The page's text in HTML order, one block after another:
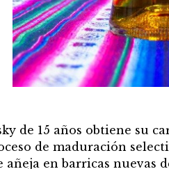
de 15 años obtiene su
de maduración
añeja en barricas nuevas